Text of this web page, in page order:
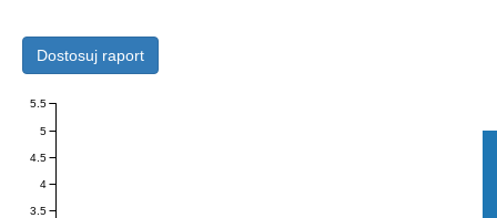
Dostosuj raport
3.5
4
4.5
5
5.5